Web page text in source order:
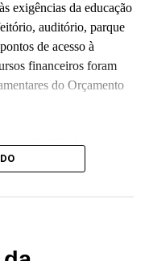
exigências da educação
auditório, parque
de acesso à
financeiros foram
do Orçamento
da educação
o antigo prédio do
por revitalização para